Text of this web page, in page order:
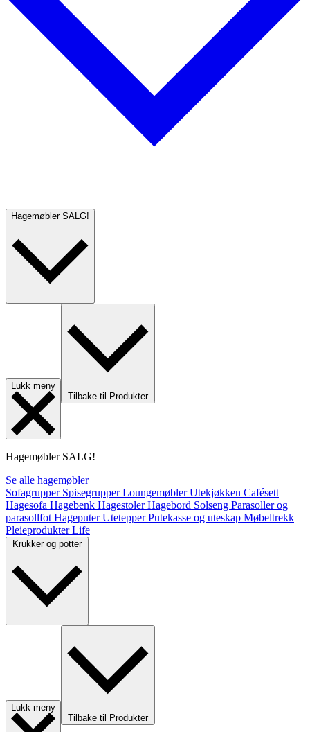
Hagemøbler SALG!
Lukk meny
Tilbake til Produkter
Hagemøbler SALG!
Se alle hagemøbler
Sofagrupper SpisegrupperLoungemøblerUtekjøkken Cafésett
Hagesofa Hagebenk HagestolerHagebord Solseng Parasoller og
parasollfot HageputerUtetepperPutekasse og uteskap Møbeltrekk
PleieprodukterLife
Krukker og potter
Lukk meny
Tilbake til Produkter